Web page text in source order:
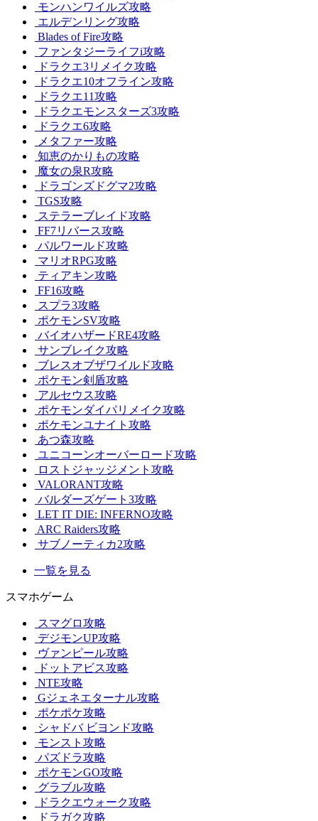
モンハンワイルズ攻略
エルデンリング攻略
Blades of Fire攻略
ファンタジーライフi攻略
ドラクエ3リメイク攻略
ドラクエ10オフライン攻略
ドラクエ11攻略
ドラクエモンスターズ3攻略
ドラクエ6攻略
メタファー攻略
知恵のかりもの攻略
魔女の泉R攻略
ドラゴンズドグマ2攻略
TGS攻略
ステラーブレイド攻略
FF7リバース攻略
パルワールド攻略
マリオRPG攻略
ティアキン攻略
FF16攻略
スプラ3攻略
ポケモンSV攻略
バイオハザードRE4攻略
サンブレイク攻略
ブレスオブザワイルド攻略
ポケモン剣盾攻略
アルセウス攻略
ポケモンダイパリメイク攻略
ポケモンユナイト攻略
あつ森攻略
ユニコーンオーバーロード攻略
ロストジャッジメント攻略
VALORANT攻略
バルダーズゲート3攻略
LET IT DIE: INFERNO攻略
ARC Raiders攻略
サブノーティカ2攻略
一覧を見る
スマホゲーム
スマグロ攻略
デジモンUP攻略
ヴァンピール攻略
ドットアビス攻略
NTE攻略
Gジェネエターナル攻略
ポケポケ攻略
シャドバ ビヨンド攻略
モンスト攻略
パズドラ攻略
ポケモンGO攻略
グラブル攻略
ドラクエウォーク攻略
ドラガク攻略